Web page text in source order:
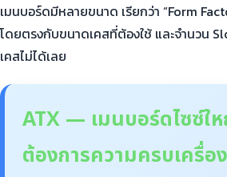
เมนบอร์ดมีหลายขนาด เรียกว่า “Form
โดยตรงกับขนาดเคสที่ต้องใช้ และจำนวน
เคสไม่ได้เลย
ATX — เมนบอร์ดไซซ์ใ
ต้องการความครบเครื่อง